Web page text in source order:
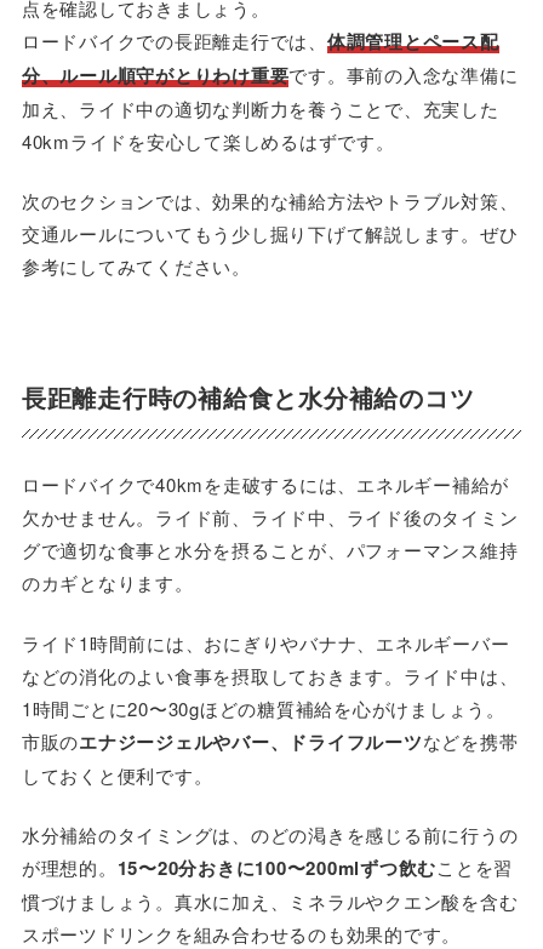
点を確認しておきましょう。
ロードバイクでの長距離走行では、 体調管理とペース配
分、ルール順守がとりわけ重要です。事前の入念な準備に
加え、ライド中の適切な判断力を養うことで、充実した
40kmライドを安心して楽しめるはずです。
次のセクションでは、効果的な補給方法やトラブル対策、
交通ルールについてもう少し掘り下げて解説します。ぜひ
参考にしてみてください。
長距離走行時の補給食と水分補給のコツ
ロードバイクで40kmを走破するには、エネルギー補給が
欠かせません。ライド前、ライド中、ライド後のタイミン
グで適切な食事と水分を摂ることが、パフォーマンス維持
のカギとなります。
ライド1時間前には、おにぎりやバナナ、エネルギーバー
などの消化のよい食事を摂取しておきます。ライド中は、
1時間ごとに20〜30gほどの糖質補給を心がけましょう。
市販のエナジージェルやバー、ドライフルーツなどを携帯
しておくと便利です。
水分補給のタイミングは、のどの渇きを感じる前に行うの
が理想的。 15〜20分おきに100〜200mlずつ飲むことを習
慣づけましょう。真水に加え、ミネラルやクエン酸を含む
スポーツドリンクを組み合わせるのも効果的です。